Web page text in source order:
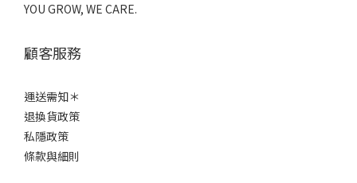
YOU GROW, WE CARE.
顧客服務
運送需知＊
退換貨政策
私隱政策
條款與細則